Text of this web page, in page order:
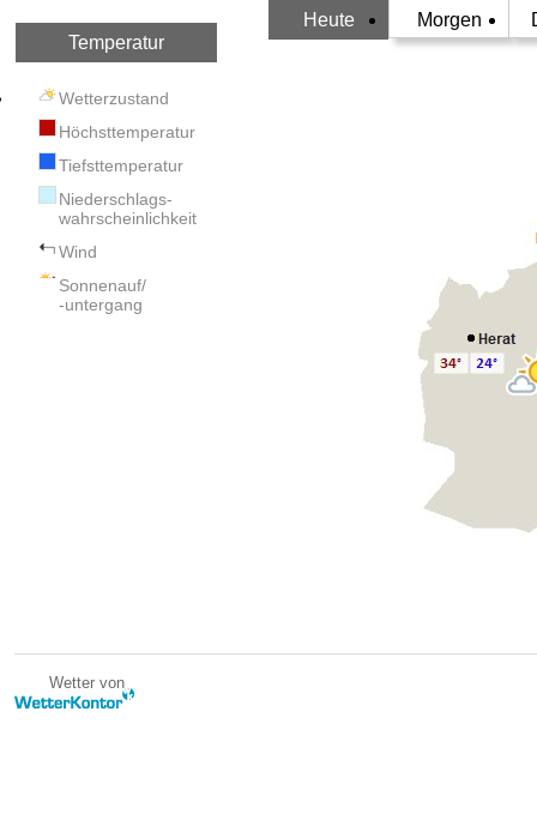
Temperatur
Wetterzustand
Höchsttemperatur
Tiefsttemperatur
Niederschlags-
wahrscheinlichkeit
Wind
Sonnenauf/
-untergang
Heute Morgen
Wetter von